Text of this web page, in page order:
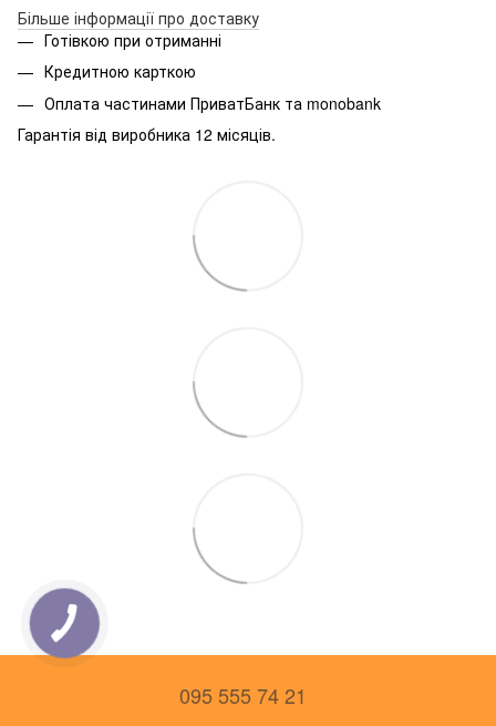
Більше інформації про доставку
Готівкою при отриманні
Кредитною карткою
Оплата частинами ПриватБанк та monobank
Гарантія від виробника 12 місяців.
095 555 74 21